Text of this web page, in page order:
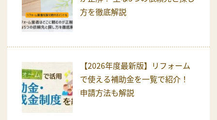
方を徹底解説
【2026年度最新版】リフォーム
で使える補助金を一覧で紹介！
申請方法も解説